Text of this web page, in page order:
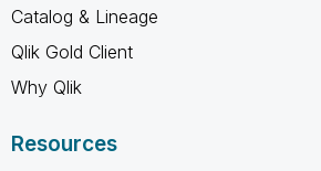
Catalog & Lineage
Qlik Gold Client
Why Qlik
Resources